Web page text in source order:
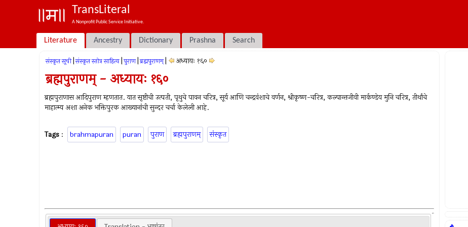
TransLiteral
A Nonprofit Public Service Initiative.
Literature Ancestry Dictionary Prashna Search
संस्कृत सूची संस्कृत स्तोत्र साहित्य पुराण ब्रह्मपुराणम् अध्यायः १६०
ब्रह्मपुराणम् - अध्यायः १६०
ब्रह्मपुराणास आदिपुराण म्हणतात. यात सृष्टीची उत्पती, पृथुचे पावन चरित्र, सूर्य आणि चन्द्रवंशाचे वर्णन, श्रीकृष्ण-चरित्र, कल्पान्तजीवी मार्कण्डेय मुनि चरित्र, तीर्थांचे
माहात्म्य अशा अनेक भक्तिपुरक आख्यानांची सुन्दर चर्चा केलेली आहे.
Tags : brahmapuran puran पुराण ब्रह्मपुराणम् संस्कृत